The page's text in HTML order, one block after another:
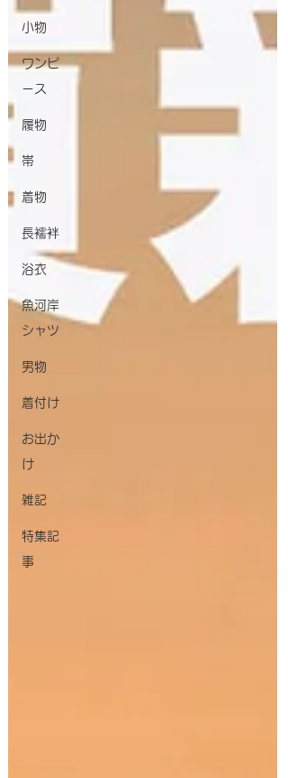
小物
ワンピ
ース
履物
帯
着物
長襦袢
浴衣
魚河岸
シャツ
男物
着付け
お出か
け
雑記
特集記
事